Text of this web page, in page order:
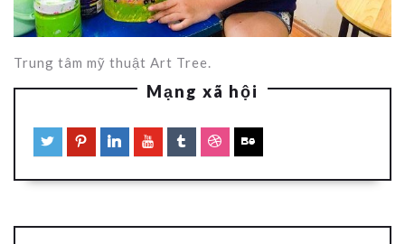
Trung tâm mỹ thuật Art Tree.
Mạng xã hội